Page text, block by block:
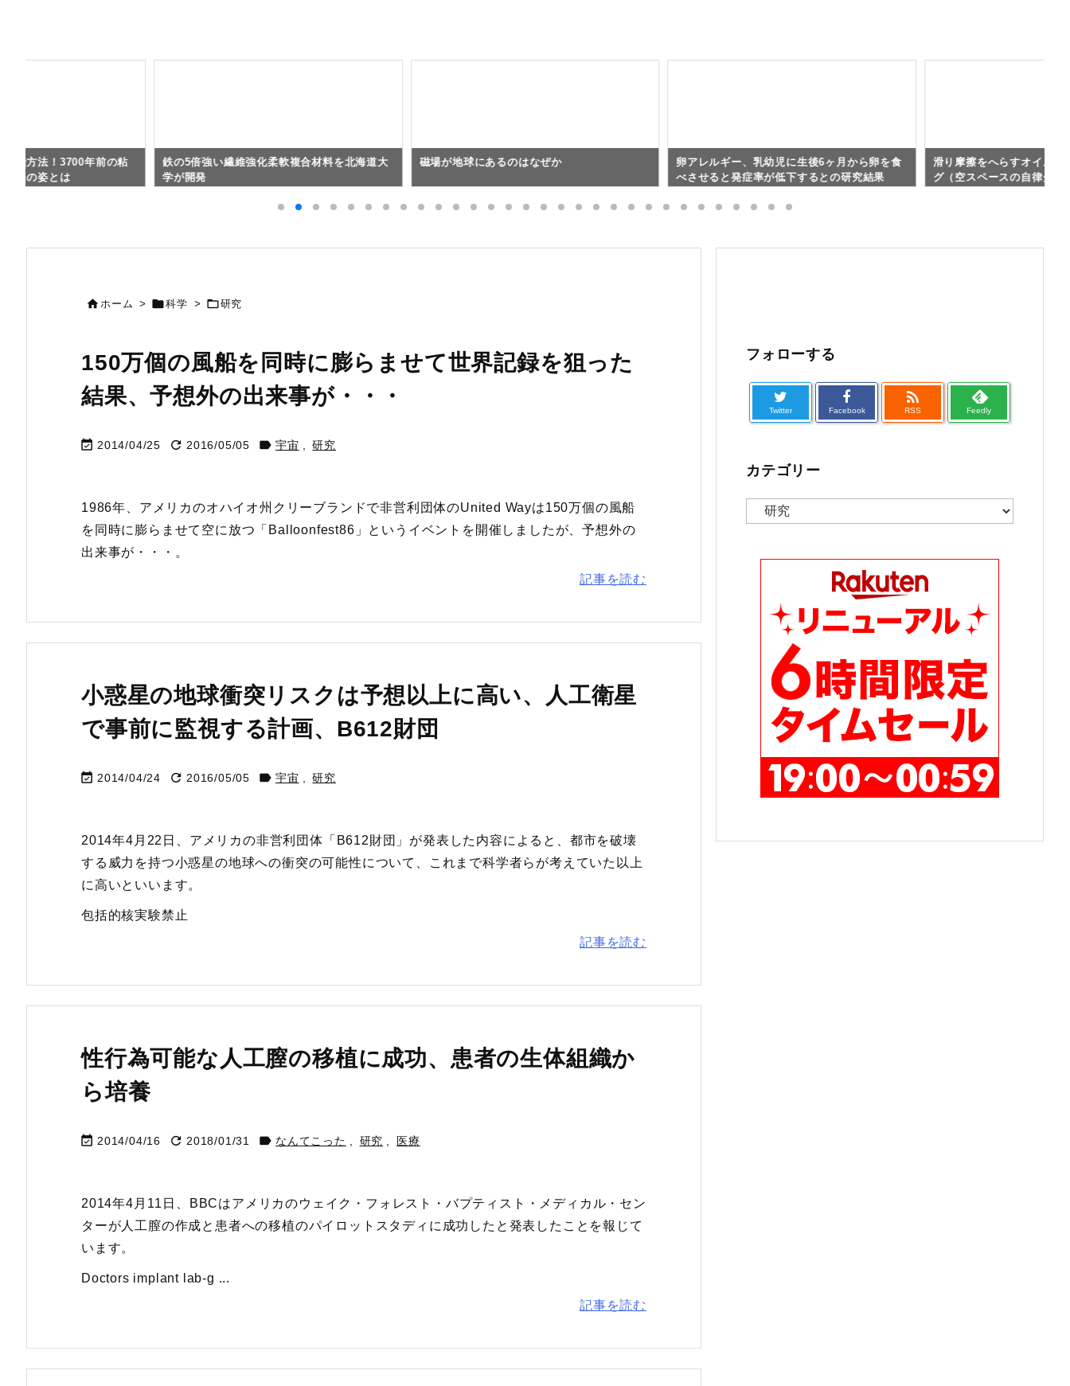
造船方法！3700年前の粘
本当の姿とは
鉄の5倍強い繊維強化柔軟複合材料を北海道大
学が開発
磁場が地球にあるのはなぜか
卵アレルギー、乳幼児に生後6ヶ月から卵を食
べさせると発症率が低下するとの研究結果
滑り摩擦をへらすオイル不
グ（空スペースの自律分散
ホーム > 科学 > 研究
150万個の風船を同時に膨らませて世界記録を狙った
結果、予想外の出来事が・・・
 2014/04/25  2016/05/05  宇宙 研究
1986年、アメリカのオハイオ州クリーブランドで非営利団体のUnited Wayは150万個の風船
を同時に膨らませて空に放つ「Balloonfest86」というイベントを開催しましたが、予想外の
出来事が・・・。
記事を読む
小惑星の地球衝突リスクは予想以上に高い、人工衛星
で事前に監視する計画、B612財団
 2014/04/24  2016/05/05  宇宙 研究
2014年4月22日、アメリカの非営利団体「B612財団」が発表した内容によると、都市を破壊
する威力を持つ小惑星の地球への衝突の可能性について、これまで科学者らが考えていた以上
に高いといいます。
包括的核実験禁止
記事を読む
性行為可能な人工膣の移植に成功、患者の生体組織か
ら培養
 2014/04/16  2018/01/31  なんてこった 研究 医療
2014年4月11日、BBCはアメリカのウェイク・フォレスト・バプティスト・メディカル・セン
ターが人工膣の作成と患者への移植のパイロットスタディに成功したと発表したことを報じて
います。
Doctors implant lab-g ...
記事を読む
フォローする
Twitter Facebook

RSS Feedly
カテゴリー